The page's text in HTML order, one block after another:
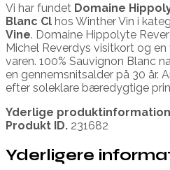
Vi har fundet Domaine
Blanc Cl hos Winther Vin i
Vine. Domaine Hippolyte
Michel Reverdys visitkort og en
varen. 100% Sauvignon Blanc
en gennemsnitsalder på 30 år.
efter soleklare bæredygtige
Yderlige
Produkt ID. 231682
Yderligere